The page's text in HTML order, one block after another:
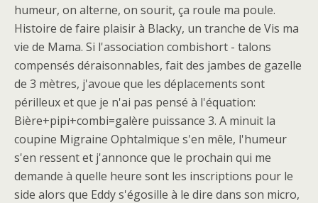
humeur, on alterne, on sourit, ça roule ma poule.
Histoire de faire plaisir à Blacky, un tranche de Vis ma
vie de Mama. Si l'association combishort - talons
compensés déraisonnables, fait des jambes de gazelle
de 3 mètres, j'avoue que les déplacements sont
périlleux et que je n'ai pas pensé à l'équation:
Bière+pipi+combi=galère puissance 3. A minuit la
coupine Migraine Ophtalmique s'en mêle, l'humeur
s'en ressent et j'annonce que le prochain qui me
demande à quelle heure sont les inscriptions pour le
side alors que Eddy s'égosille à le dire dans son micro,